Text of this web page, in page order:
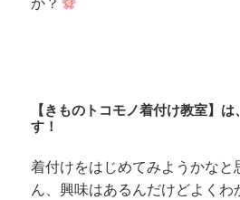
【きものトコモノ着付け教室】
す！
着付けをはじめてみようかなと
ん、興味はあるんだけどよくわ